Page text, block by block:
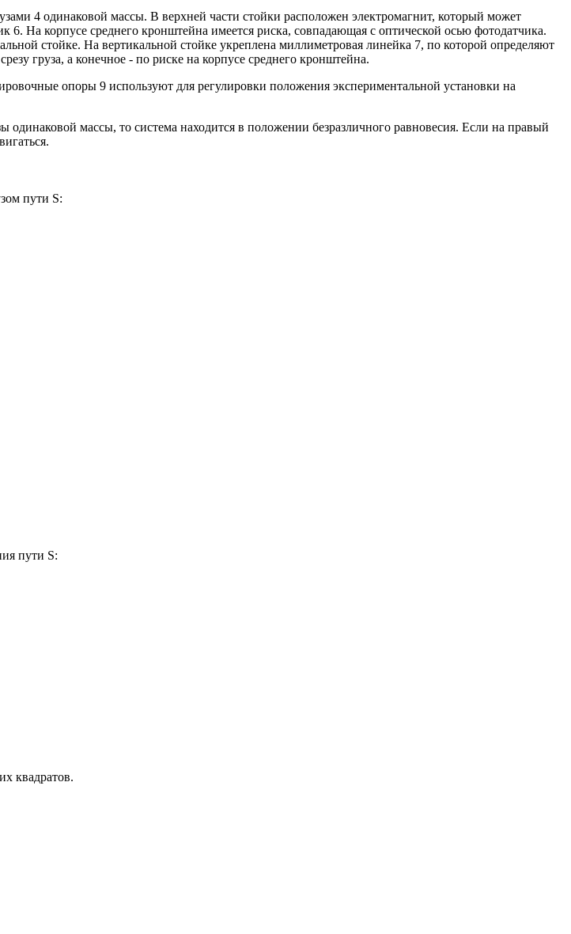
4 одинаковой массы. В верхней части стойки расположен электромагнит, который может
На корпусе среднего кронштейна имеется риска, совпадающая с оптической осью фотодатчика.
стойке. На вертикальной стойке укреплена миллиметровая линейка 7, по которой определяют
груза, а конечное - по риске на корпусе среднего кронштейна.
опоры 9 используют для регулировки положения экспериментальной установки на
массы, то система находится в положении безразличного равновесия. Если на правый
пути S:
пути S:
квадратов.